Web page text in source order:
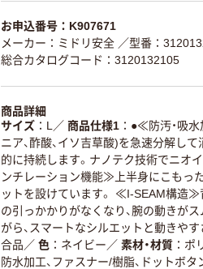
お申込番号：K907671
メーカー：ミドリ安全 ／型番：
総合カタログコード：3120132105
商品詳細
サイズ
L ／ 商品仕様1
●≪防汚・吸
ニア、酢酸、イソ吉草酸)を急速分解し
的に持続します。ナノテク技術でニオ
ンチレーション機能≫上半身にこもっ
ットを設けています。 ≪I-SEAM構造≫
の引っかかりがなくなり、腕の動きが
がら、スマートなシルエットと動きやす
合品 ／ 色 ネイビー ／ 素材・材質
ポ
防水加工、ファスナー/樹脂、ドットボ